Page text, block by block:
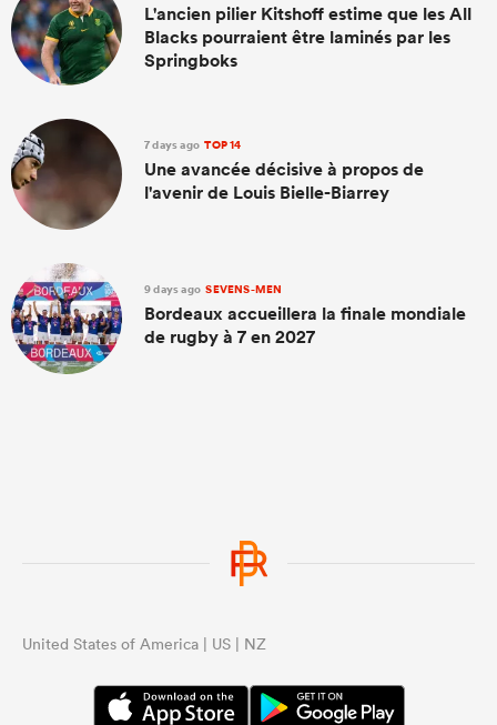
L'ancien pilier Kitshoff estime que les All
Blacks pourraient être laminés par les
Springboks
7 days ago TOP 14
Une avancée décisive à propos de
l'avenir de Louis Bielle-Biarrey
9 days ago SEVENS-MEN
Bordeaux accueillera la finale mondiale
de rugby à 7 en 2027
United States of America | US | NZ